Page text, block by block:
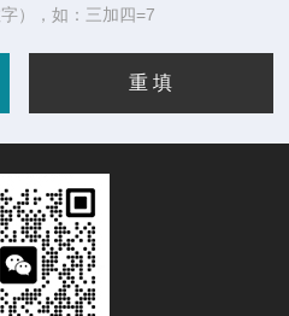
），如：三加四=7